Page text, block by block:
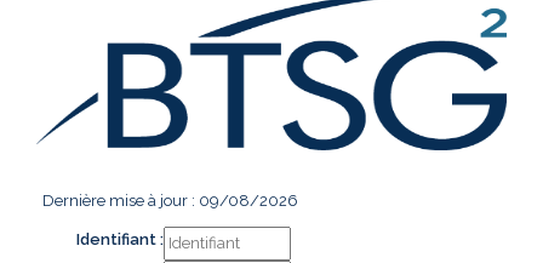
Dernière mise à jour : 09/08/2026
Identifiant :